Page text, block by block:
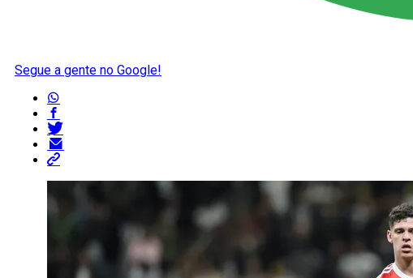
Segue a gente no Google!